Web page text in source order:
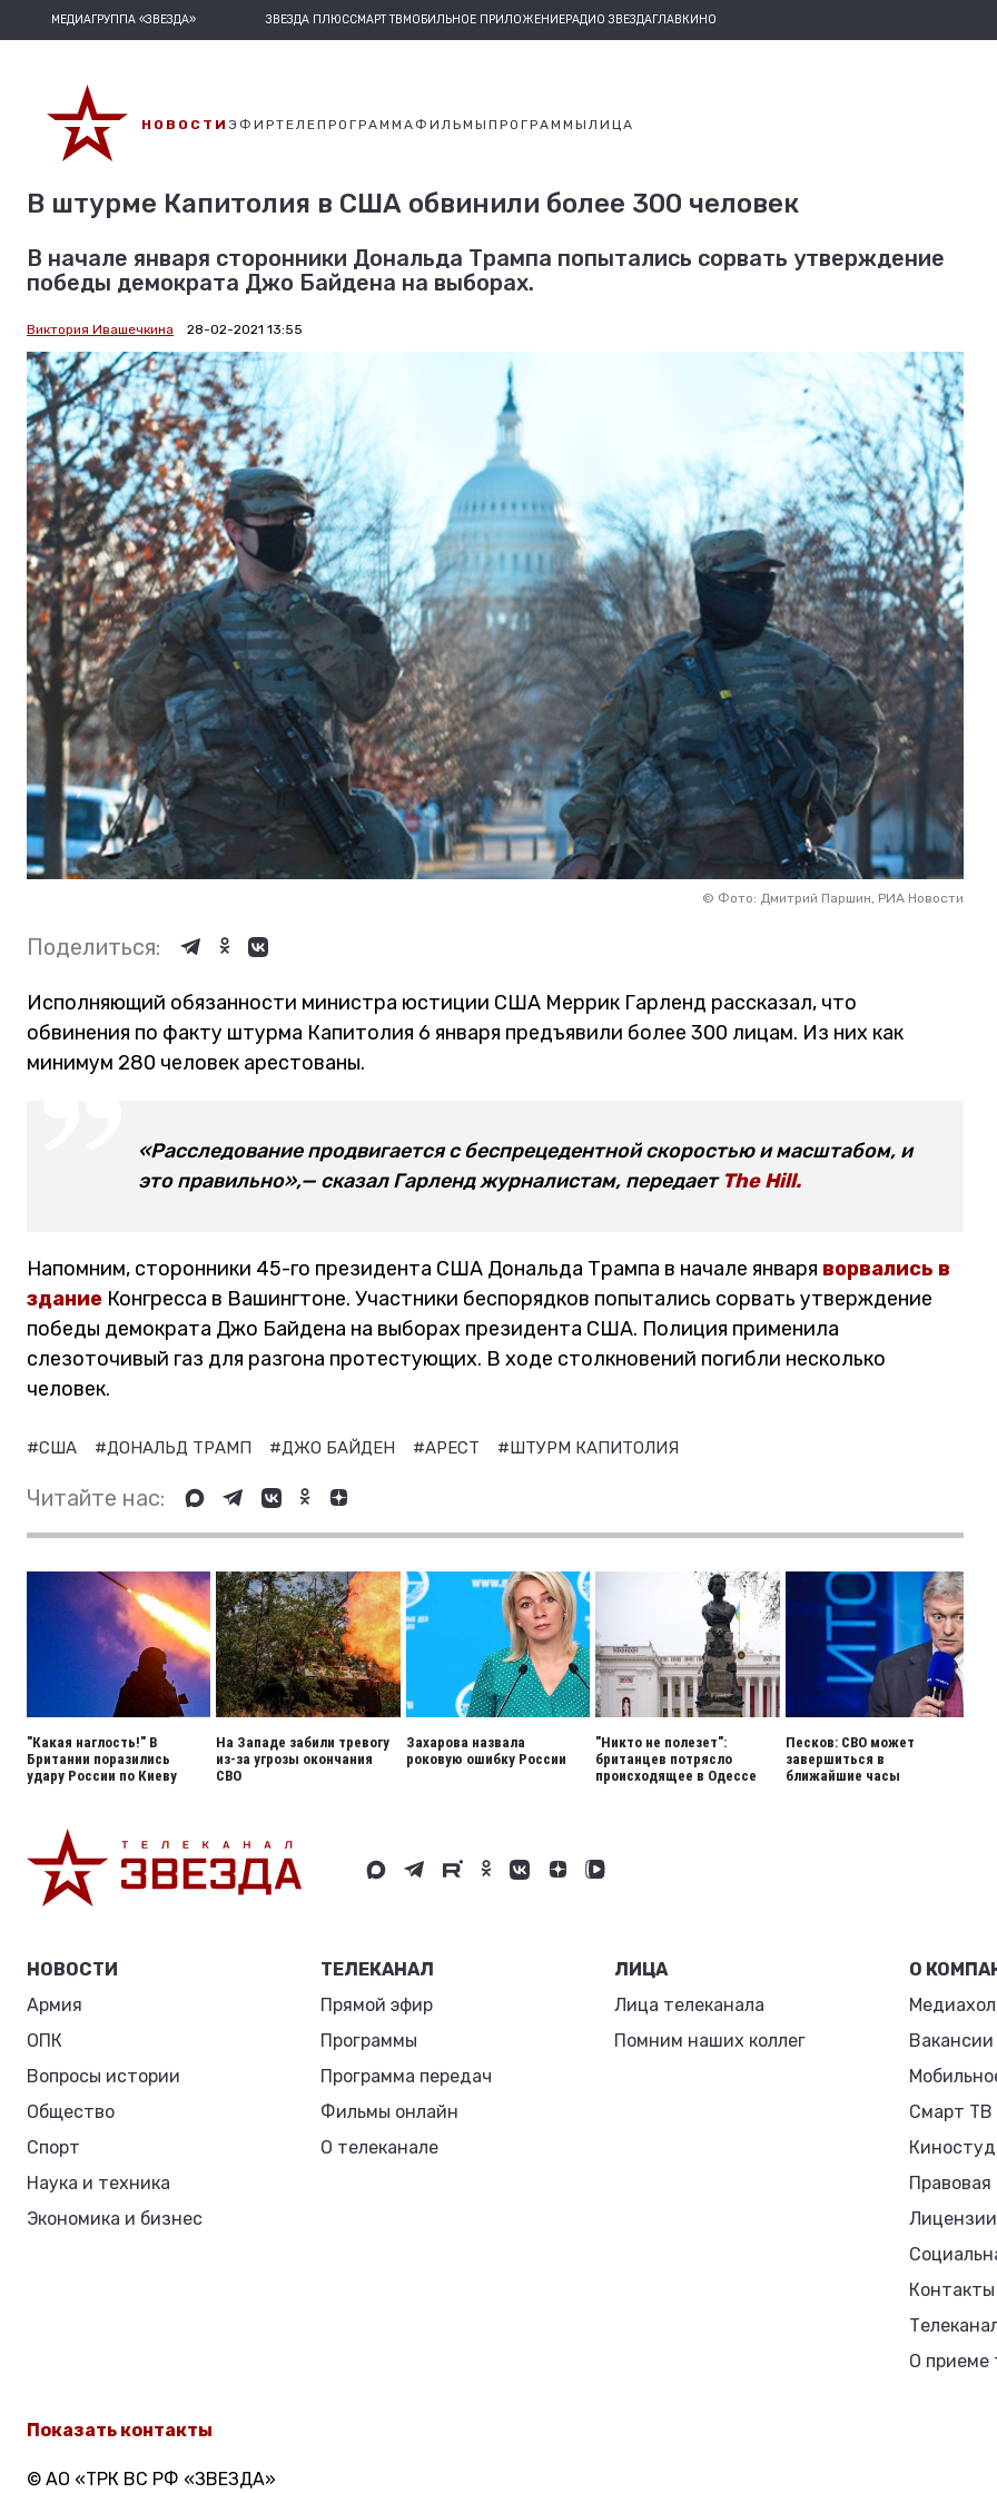
МЕДИАГРУППА «ЗВЕЗДА» ЗВЕЗДА ПЛЮССМАРТ ТВМОБИЛЬНОЕ ПРИЛОЖЕНИЕРАДИО ЗВЕЗДАГЛАВКИНО
НОВОСТИ ЭФИРТЕЛЕПРОГРАММАФИЛЬМЫ ПРОГРАММЫ ЛИЦА
В штурме Капитолия в США обвинили более 300 человек
В начале января сторонники Дональда Трампа попытались сорвать утверждение
победы демократа Джо Байдена на выборах.
Виктория Ивашечкина 28-02-2021 13:55
© Фото: Дмитрий Паршин, РИА Новости
Поделиться:
Исполняющий обязанности министра юстиции США Меррик Гарленд рассказал, что
обвинения по факту штурма Капитолия 6 января предъявили более 300 лицам. Из них как
минимум 280 человек арестованы.
«Расследование продвигается с беспрецедентной скоростью и масштабом, и
это правильно»,— сказал Гарленд журналистам, передает The Hill.
Напомним, сторонники 45-го президента США Дональда Трампа в начале января ворвались в
здание Конгресса в Вашингтоне. Участники беспорядков попытались сорвать утверждение
победы демократа Джо Байдена на выборах президента США. Полиция применила
слезоточивый газ для разгона протестующих. В ходе столкновений погибли несколько
человек.
#США #ДОНАЛЬД ТРАМП #ДЖО БАЙДЕН #АРЕСТ #ШТУРМ КАПИТОЛИЯ
Читайте нас:
"Какая наглость!" В
Британии поразились
удару России по Киеву
На Западе забили тревогу
из-за угрозы окончания
СВО
Захарова назвала
роковую ошибку России
"Никто не полезет":
британцев потрясло
происходящее в Одессе
Песков: СВО может
завершиться в
ближайшие часы
НОВОСТИ
Армия
ОПК
Вопросы истории
Общество
Спорт
Наука и техника
Экономика и бизнес
ТЕЛЕКАНАЛ
Прямой эфир
Программы
Программа передач
Фильмы онлайн
О телеканале
ЛИЦА
Лица телеканала
Помним наших коллег
О
Вакансии
Смарт ТВ
Лицензии
Контакты
О приеме
Показать контакты
© АО «ТРК ВС РФ «ЗВЕЗДА»